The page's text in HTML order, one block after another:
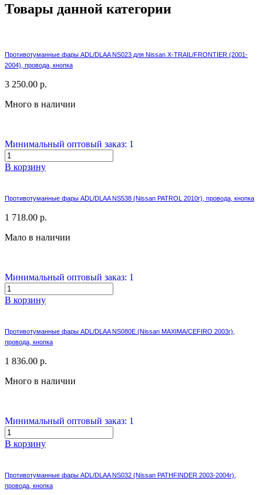
Товары данной категории
Противотуманные фары ADL/DLAA NS023 для Nissan X-TRAIL/FRONTIER (2001-
2004), провода, кнопка
3 250.00 р.
Много в наличии
Минимальный оптовый заказ: 1
В корзину
Противотуманные фары ADL/DLAA NS538 (Nissan PATROL 2010г), провода, кнопка
1 718.00 р.
Мало в наличии
Минимальный оптовый заказ: 1
В корзину
Противотуманные фары ADL/DLAA NS080E (Nissan MAXIMA/CЕFIRO 2003г),
провода, кнопка
1 836.00 р.
Много в наличии
Минимальный оптовый заказ: 1
В корзину
Противотуманные фары ADL/DLAA NS032 (Nissan PATHFINDER 2003-2004г),
провода, кнопка